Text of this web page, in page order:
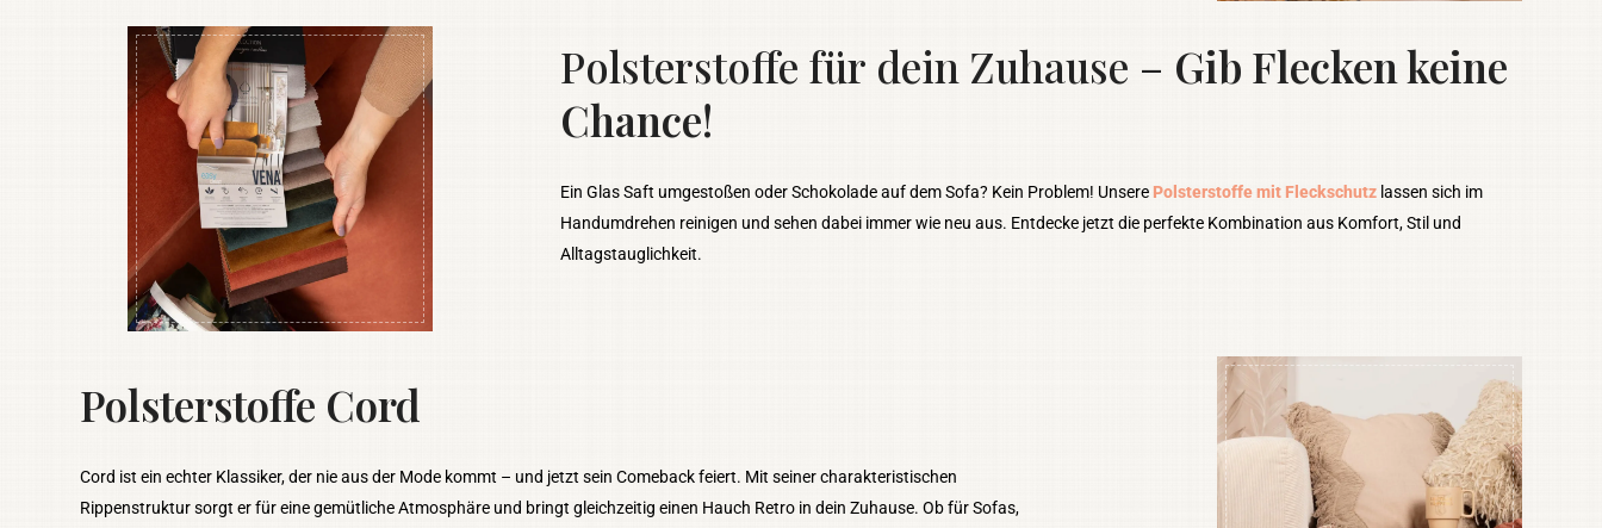
Polsterstoffe für dein Zuhause – Gib Flecken keine
Chance!
Ein Glas Saft umgestoßen oder Schokolade auf dem Sofa? Kein Problem! Unsere Polsterstoffe mit Fleckschutz lassen sich im
Handumdrehen reinigen und sehen dabei immer wie neu aus. Entdecke jetzt die perfekte Kombination aus Komfort, Stil und
Alltagstauglichkeit.
Polsterstoffe Cord
Cord ist ein echter Klassiker, der nie aus der Mode kommt – und jetzt sein Comeback feiert. Mit seiner charakteristischen
Rippenstruktur sorgt er für eine gemütliche Atmosphäre und bringt gleichzeitig einen Hauch Retro in dein Zuhause. Ob für Sofas,